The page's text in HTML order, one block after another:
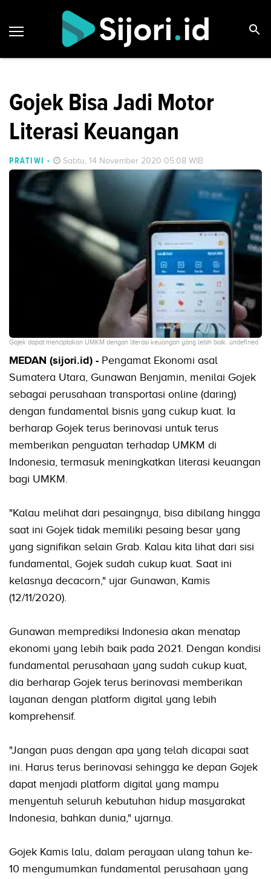
Gojek Bisa Jadi Motor
Literasi Keuangan
PRATIWI - Sabtu, 14 November 2020 05:08 WIB
Gojek dapat menciptakan UMKM dengan literasi keuangan yang lebih baik. undefined
MEDAN (sijori.id) - Pengamat Ekonomi asal
Sumatera Utara, Gunawan Benjamin, menilai Gojek
sebagai perusahaan transportasi online (daring)
dengan fundamental bisnis yang cukup kuat. Ia
berharap Gojek terus berinovasi untuk terus
memberikan penguatan terhadap UMKM di
Indonesia, termasuk meningkatkan literasi keuangan
bagi UMKM.
"Kalau melihat dari pesaingnya, bisa dibilang hingga
saat ini Gojek tidak memiliki pesaing besar yang
yang signifikan selain Grab. Kalau kita lihat dari sisi
fundamental, Gojek sudah cukup kuat. Saat ini
kelasnya decacorn," ujar Gunawan, Kamis
(12/11/2020).
Gunawan memprediksi Indonesia akan menatap
ekonomi yang lebih baik pada 2021. Dengan kondisi
fundamental perusahaan yang sudah cukup kuat,
dia berharap Gojek terus berinovasi memberikan
layanan dengan platform digital yang lebih
komprehensif.
"Jangan puas dengan apa yang telah dicapai saat
ini. Harus terus berinovasi sehingga ke depan Gojek
dapat menjadi platform digital yang mampu
menyentuh seluruh kebutuhan hidup masyarakat
Indonesia, bahkan dunia," ujarnya.
Gojek Kamis lalu, dalam perayaan ulang tahun ke-
10 mengumumkan fundamental perusahaan yang